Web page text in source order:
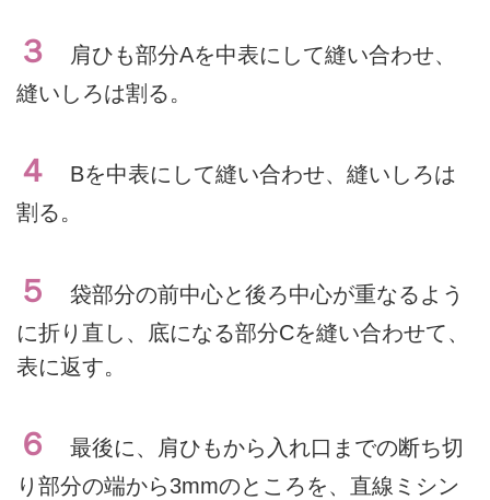
３
肩ひも部分Aを中表にして縫い合わせ、
縫いしろは割る。
４
Bを中表にして縫い合わせ、縫いしろは
割る。
５
袋部分の前中心と後ろ中心が重なるよう
に折り直し、底になる部分Cを縫い合わせて、
表に返す。
６
最後に、肩ひもから入れ口までの断ち切
り部分の端から3mmのところを、直線ミシン